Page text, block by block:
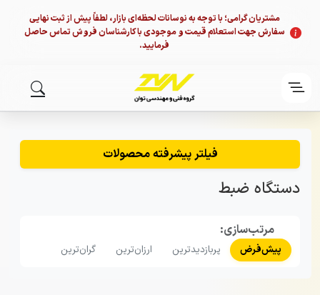
مشتریان گرامی؛ با توجه به نوسانات لحظه‌ای بازار، لطفاً پیش از ثبت نهایی
سفارش جهت استعلام قیمت و موجودی با کارشناسان فروش تماس حاصل
فرمایید.
فیلتر پیشرفته محصولات
دستگاه ضبط
مرتب‌سازی:
پیش‌فرض پربازدیدترین ارزان‌ترین گران‌ترین